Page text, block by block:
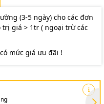
(3-5 ngày) cho các đơn
giá > 1tr ( ngoại trừ các
mức giá ưu đãi !